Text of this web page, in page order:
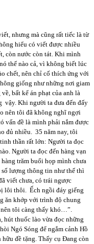
nhưng mà cũng rất tiếc là từ
hiểu có viết được nhiều
còn nước còn tát. Khi mình
thế nào cả, vì không biết lúc
chết, nên chỉ cố thích ứng với
giống như những nơi giam
bất kể án phạt của anh là
vậy. Khi người ta đưa đến đấy
nên tôi đã không nghĩ ngợi
vấn đề là mình phải nắm được
đủ nhiều. 35 năm nay, tôi
thần rất lớn: Người ta đọc
Người ta đọc đến hàng vạn
trăm buổi họp mình chưa
số lượng thông tin như thế thì
viết chưa, có trái ngược
lôi thôi. Ếch ngồi đáy giếng
ăn khớp với trình độ chung
nên tôi càng thấy khó…”.
thuốc lào vừa đọc những
Ngó Sóng để ngắm cảnh Hồ
đề tặng. Thấy cụ Đang còn